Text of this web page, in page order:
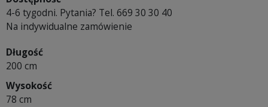
4-6 tygodni. Pytania? Tel. 669 30 30 40
Na indywidualne zamówienie
Długość
200 cm
Wysokość
78 cm